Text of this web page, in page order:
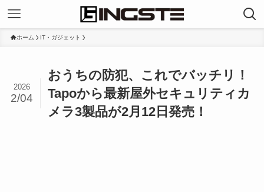
ホーム IT・ガジェット
おうちの防犯、これでバッチリ！
Tapoから最新屋外セキュリティカ
メラ3製品が2月12日発売！
2026
2/04